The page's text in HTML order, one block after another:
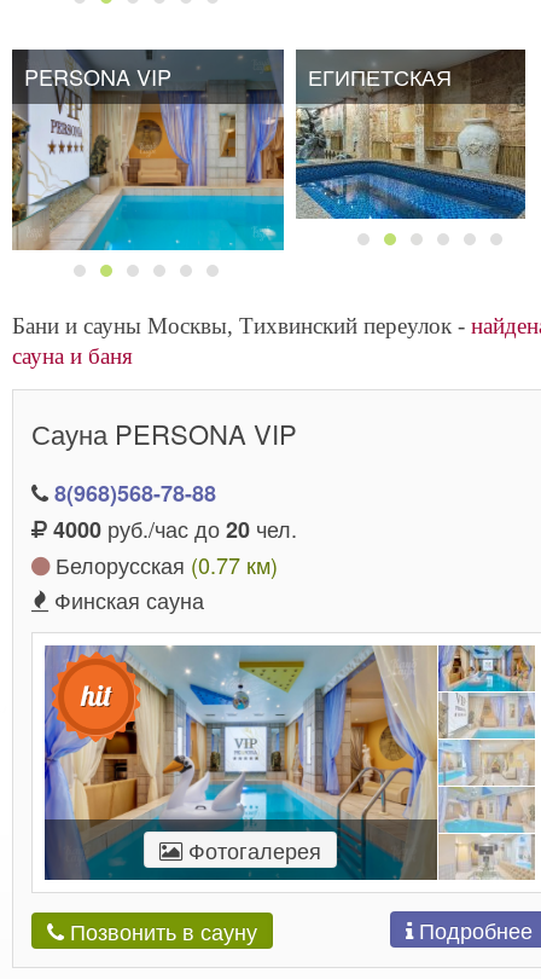
PERSONA VIP ЕГИПЕТСКАЯ
ЕГИПЕТСКАЯ
Бани и сауны Москвы, Тихвинский переулок -
сауна и баня
Сауна PERSONA VIP
8(968)568-78-88
4000 руб./час до20 чел.
Белорусская (0.77 км)
Финская сауна
Фотогалерея
Позвонить в сауну Подробнее